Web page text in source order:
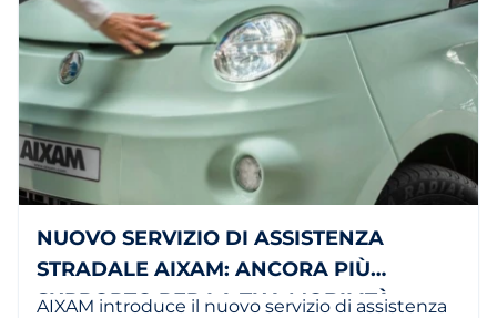
NUOVO SERVIZIO DI ASSISTENZA
STRADALE AIXAM: ANCORA PIÙ
SUPPORTO PER LA TUA MOBILITÀ
AIXAM introduce il nuovo servizio di assistenza